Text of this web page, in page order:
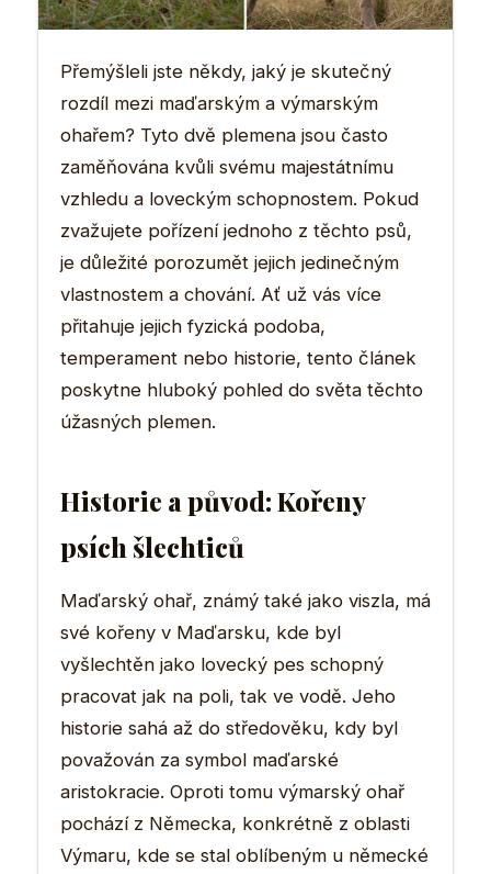
Přemýšleli jste někdy, jaký je skutečný
rozdíl mezi maďarským a výmarským
ohařem? Tyto dvě plemena jsou často
zaměňována kvůli svému majestátnímu
vzhledu a loveckým schopnostem. Pokud
zvažujete pořízení jednoho z těchto psů,
je důležité porozumět jejich jedinečným
vlastnostem a chování. Ať už vás více
přitahuje jejich fyzická podoba,
temperament nebo historie, tento článek
poskytne hluboký pohled do světa těchto
úžasných plemen.
Historie a původ: Kořeny
psích šlechticů
Maďarský ohař, známý také jako viszla, má
své kořeny v Maďarsku, kde byl
vyšlechtěn jako lovecký pes schopný
pracovat jak na poli, tak ve vodě. Jeho
historie sahá až do středověku, kdy byl
považován za symbol maďarské
aristokracie. Oproti tomu výmarský ohař
pochází z Německa, konkrétně z oblasti
Výmaru, kde se stal oblíbeným u německé